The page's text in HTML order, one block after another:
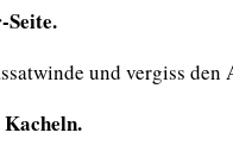
Seite.
und vergiss den